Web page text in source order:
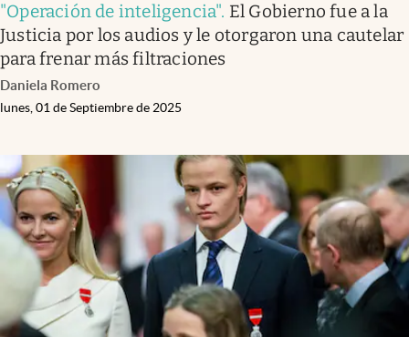
"Operación de inteligencia". El Gobierno fue a la
Justicia por los audios y le otorgaron una cautelar
para frenar más filtraciones
Daniela Romero
lunes, 01 de Septiembre de 2025